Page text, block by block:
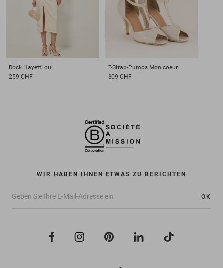
Rock Hayetti oui
259 CHF
T-Strap-Pumps Mon coeur
309 CHF
WIR HABEN IHNEN ETWAS ZU BERICHTEN
OK